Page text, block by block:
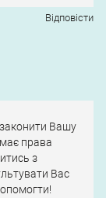
Відповіcти
Вашу
права
з
Вас